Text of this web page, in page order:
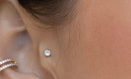
Informationen zur
StornierungZahlung